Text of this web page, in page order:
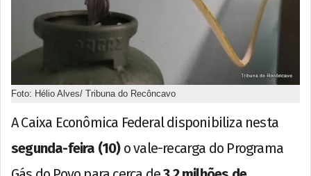
Foto: Hélio Alves/ Tribuna do Recôncavo
A Caixa Econômica Federal disponibiliza nesta
segunda-feira (10)o vale-recarga do Programa